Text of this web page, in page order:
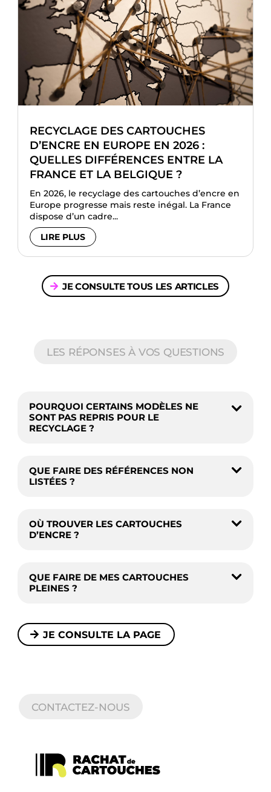
RECYCLAGE DES CARTOUCHES
D’ENCRE EN EUROPE EN 2026 :
QUELLES DIFFÉRENCES ENTRE LA
FRANCE ET LA BELGIQUE ?
En 2026, le recyclage des cartouches d’encre en
Europe progresse mais reste inégal. La France
dispose d’un cadre...
LIRE PLUS
JE CONSULTE TOUS LES ARTICLES
LES RÉPONSES À VOS QUESTIONS
POURQUOI CERTAINS MODÈLES NE
SONT PAS REPRIS POUR LE
RECYCLAGE ?
QUE FAIRE DES RÉFÉRENCES NON
LISTÉES ?
OÙ TROUVER LES CARTOUCHES
D’ENCRE ?
QUE FAIRE DE MES CARTOUCHES
PLEINES ?
JE CONSULTE LA PAGE
CONTACTEZ-NOUS